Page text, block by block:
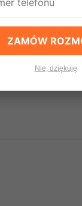
ZAMÓW
Nie, dziękuję